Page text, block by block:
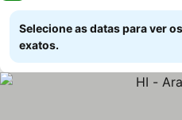
Selecione as datas para ver
exatos.